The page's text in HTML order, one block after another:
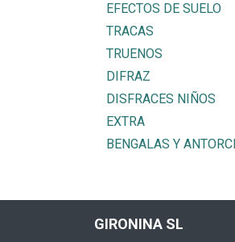
EFECTOS DE SUELO
TRACAS
TRUENOS
DIFRAZ
DISFRACES NIÑOS
EXTRA
BENGALAS Y
GIRONINA SL